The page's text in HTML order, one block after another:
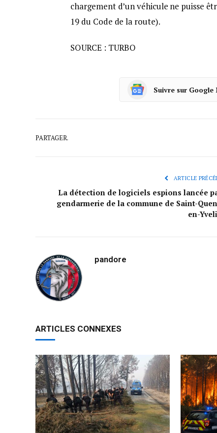
chargement d’un véhicule ne puisse
19 du Code de la route).
SOURCE : TURBO
Suivre sur Google
PARTAGER.
ARTICLE
La détection de logiciels espions lancée
gendarmerie de la commune de Saint-
en-
pandore
ARTICLES CONNEXES